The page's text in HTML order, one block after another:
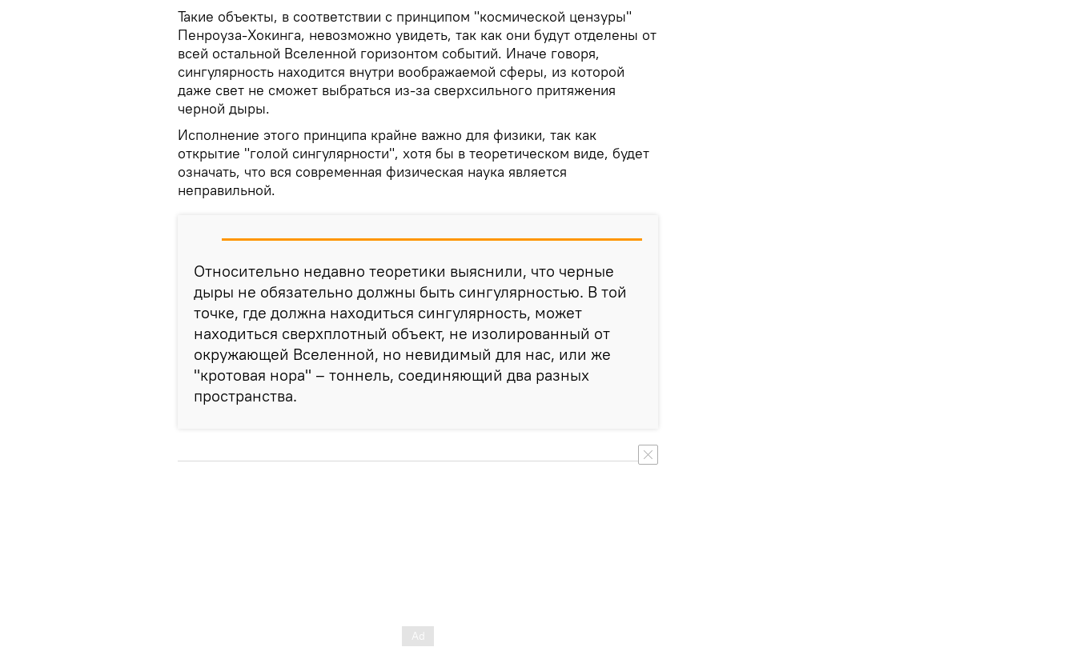
Такие объекты, в соответствии с принципом "космической цензуры"
Пенроуза-Хокинга, невозможно увидеть, так как они будут отделены от
всей остальной Вселенной горизонтом событий. Иначе говоря,
сингулярность находится внутри воображаемой сферы, из которой
даже свет не сможет выбраться из-за сверхсильного притяжения
черной дыры.
Исполнение этого принципа крайне важно для физики, так как
открытие "голой сингулярности", хотя бы в теоретическом виде, будет
означать, что вся современная физическая наука является
неправильной.
Относительно недавно теоретики выяснили, что черные
дыры не обязательно должны быть сингулярностью. В той
точке, где должна находиться сингулярность, может
находиться сверхплотный объект, не изолированный от
окружающей Вселенной, но невидимый для нас, или же
"кротовая нора" – тоннель, соединяющий два разных
пространства.